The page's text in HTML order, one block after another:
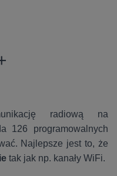
radiową na
126 programowalnych
Najlepsze jest to, że
tak jak np. kanały WiFi.